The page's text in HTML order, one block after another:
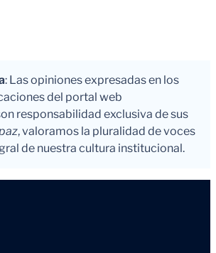
: Las opiniones expresadas en los
del portal web
responsabilidad exclusiva de sus
, valoramos la pluralidad de voces
de nuestra cultura institucional.